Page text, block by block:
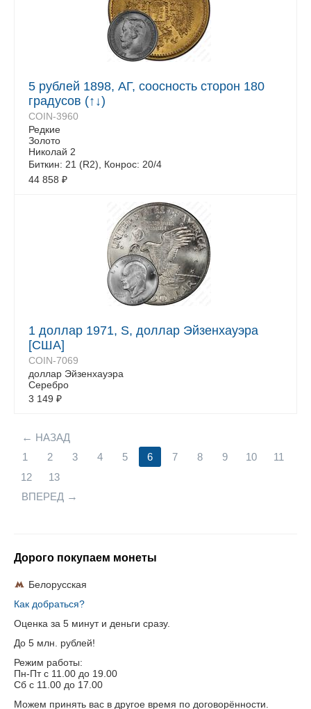
5 рублей 1898, АГ, соосность сторон 180
градусов (↑↓)
COIN-3960
Редкие
Золото
Николай 2
Биткин: 21 (R2), Конрос: 20/4
44 858 ₽
1 доллар 1971, S, доллар Эйзенхауэра
[США]
COIN-7069
доллар Эйзенхауэра
Серебро
3 149 ₽
НАЗАД
1
2 3 4 5 6 7 8 9 10
11
12
13
ВПЕРЕД
Дорого покупаем монеты
Белорусская
Как добраться?
Оценка за 5 минут и деньги сразу.
До 5 млн. рублей!
Режим работы:
Пн-Пт c 11.00 до 19.00
Сб с 11.00 до 17.00
Можем принять вас в другое время по договорённости.